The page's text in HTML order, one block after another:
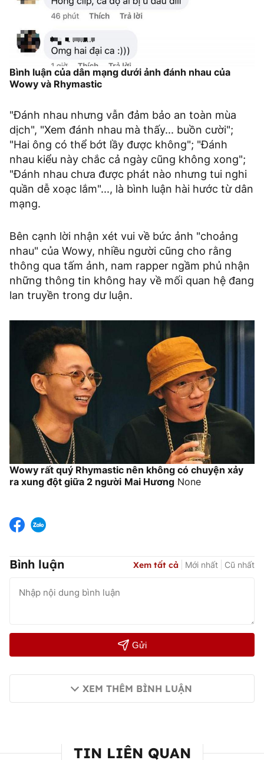
Bình luận của dân mạng dưới ảnh đánh nhau của
Wowy và Rhymastic
"Đánh nhau nhưng vẫn đảm bảo an toàn mùa
dịch", "Xem đánh nhau mà thấy... buồn cười";
"Hai ông có thể bớt lầy được không"; "Đánh
nhau kiểu này chắc cả ngày cũng không xong";
"Đánh nhau chưa được phát nào nhưng tui nghi
quần dễ xoạc lắm"..., là bình luận hài hước từ dân
mạng.
Bên cạnh lời nhận xét vui về bức ảnh "choảng
nhau" của Wowy, nhiều người cũng cho rằng
thông qua tấm ảnh, nam rapper ngầm phủ nhận
những thông tin không hay về mối quan hệ đang
lan truyền trong dư luận.
Wowy rất quý Rhymastic nên không có chuyện xảy
ra xung đột giữa 2 người Mai Hương None
Bình luận Xem tất cả Mới nhất Cũ nhất
Gửi
XEM THÊM BÌNH LUẬN
TIN LIÊN QUAN